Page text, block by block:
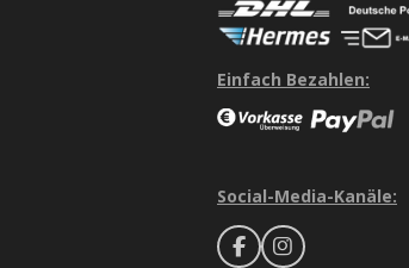
Einfach Bezahlen:
Social-Media-Kanäle:
F
I